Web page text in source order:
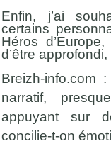
Enfin, j’ai
certains
Héros
d’être
Breizh-info.com
narratif,
appuyant sur
concilie-t-on